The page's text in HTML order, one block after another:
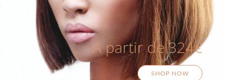
A partir de 324€
SHOP NOW